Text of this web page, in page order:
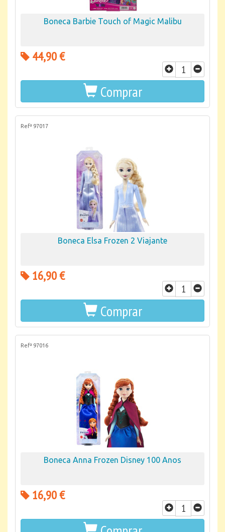
Boneca Barbie Touch of Magic Malibu
44,90 €
Comprar
Refª 97017
Boneca Elsa Frozen 2 Viajante
16,90 €
Comprar
Refª 97016
Boneca Anna Frozen Disney 100 Anos
16,90 €